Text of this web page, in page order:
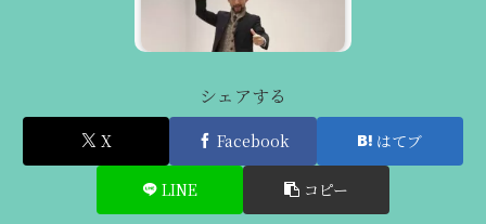
シェアする
X Facebook はてブ
LINE コピー